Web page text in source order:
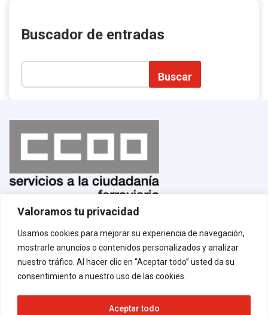
Valoramos tu privacidad
Usamos cookies para mejorar su experiencia de navegación,
mostrarle anuncios o contenidos personalizados y analizar
nuestro tráfico. Al hacer clic en “Aceptar todo” usted da su
consentimiento a nuestro uso de las cookies.
Aceptar todo
Buscador de entradas
Buscar
Normas de uso
Aviso legal
Política de privacidad
Política de cookies
Contacto